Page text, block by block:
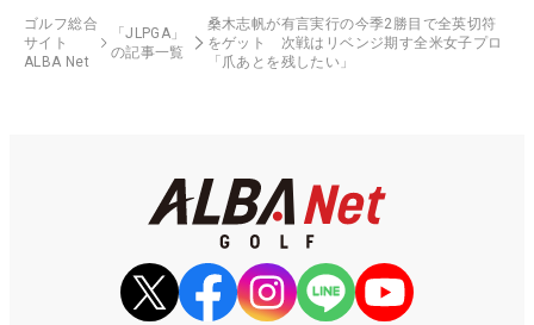
ゴルフ総合
サイト
ALBA Net
「JLPGA」
の記事一覧
桑木志帆が有言実行の今季2勝目で全英切符
をゲット 次戦はリベンジ期す全米女子プロ
「爪あとを残したい」